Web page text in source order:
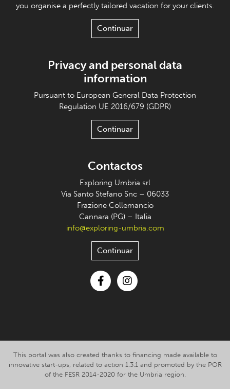
you organise a perfectly tailored vacation for your clients.
Continuar
Privacy and personal data
information
Pursuant to European General Data Protection
Regulation UE 2016/679 (GDPR)
Continuar
Contactos
Exploring Umbria srl
Via Santo Stefano Snc – 06033
Frazione Collemancio
Cannara (PG) – Italia
info@exploring-umbria.com
Continuar
This portal was also created thanks to financing made available to
innovative start-ups, related to action 1.3.1 and promoted by the POR
of the FESR 2014-2020 for the Umbria region.